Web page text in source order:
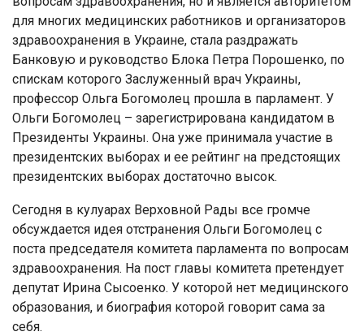
для многих медицинских работников и организаторов
здравоохранения в Украине, стала раздражать
Банковую и руководство Блока Петра Порошенко, по
спискам которого Заслуженный врач Украины,
профессор Ольга Богомолец прошла в парламент. У
Ольги Богомолец – зарегистрирована кандидатом в
Президенты Украины. Она уже принимала участие в
президентских выборах и ее рейтинг на предстоящих
президентских выборах достаточно высок.
Сегодня в кулуарах Верховной Рады все громче
обсуждается идея отстранения Ольги Богомолец с
поста председателя комитета парламента по вопросам
здравоохранения. На пост главы комитета претендует
депутат Ирина Сысоенко. У которой нет медицинского
образования, и биография которой говорит сама за
себя.